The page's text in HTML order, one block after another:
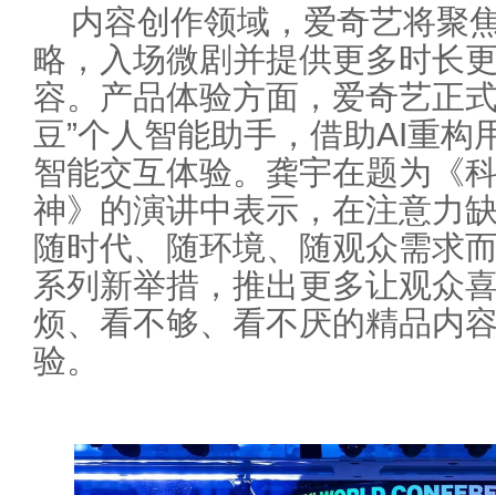
内容创作领域，爱奇艺将聚
略，入场微剧并提供更多时长
容。产品体验方面，爱奇艺正
豆”个人智能助手，借助AI重构
智能交互体验。龚宇在题为《
神》的演讲中表示，在注意力
随时代、随环境、随观众需求
系列新举措，推出更多让观众
烦、看不够、看不厌的精品内
验。